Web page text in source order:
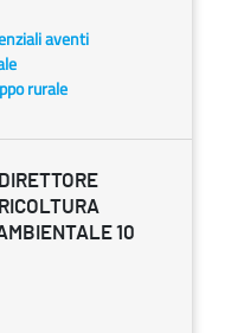
aventi
rurale
10